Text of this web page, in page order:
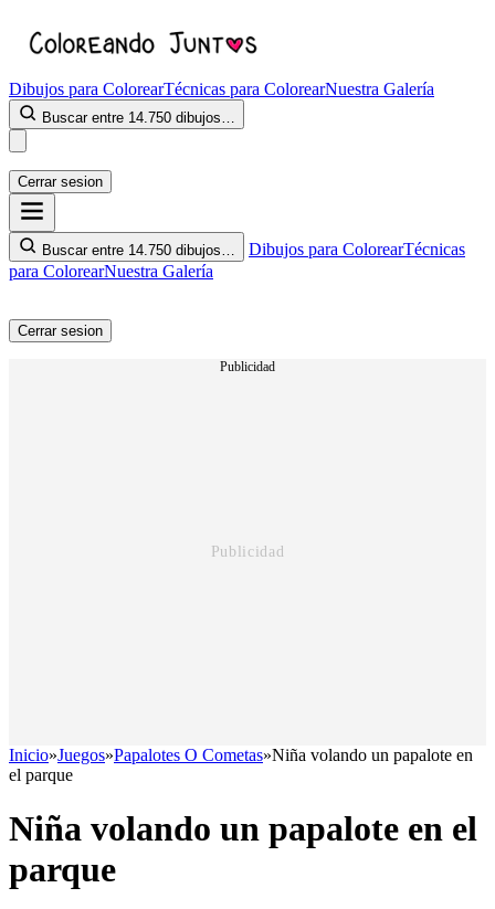
Dibujos para ColorearTécnicas para ColorearNuestra Galería
Buscar entre 14.750 dibujos…
Cerrar sesion
Buscar entre 14.750 dibujos… Dibujos para ColorearTécnicas
para ColorearNuestra Galería
Cerrar sesion
Publicidad
Inicio»Juegos»Papalotes O Cometas»Niña volando un papalote en
el parque
Niña volando un papalote en el
parque